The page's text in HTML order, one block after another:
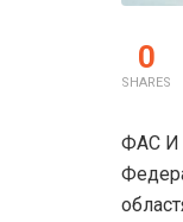
0
SHARES
ФАС И